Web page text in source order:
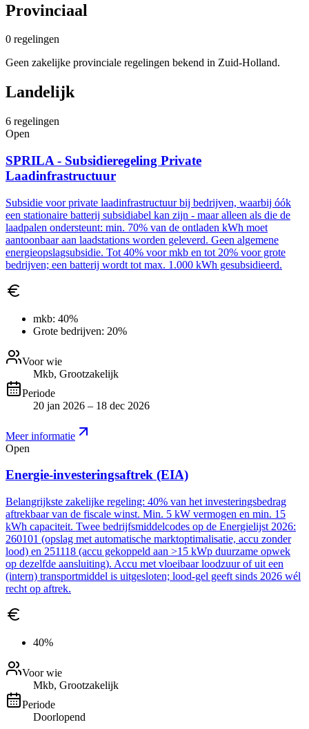
Provinciaal
0 regelingen
Geen zakelijke provinciale regelingen bekend in Zuid-Holland.
Landelijk
6 regelingen
Open
SPRILA - Subsidieregeling Private
Laadinfrastructuur
Subsidie voor private laadinfrastructuur bij bedrijven, waarbij óók
een stationaire batterij subsidiabel kan zijn - maar alleen als die de
laadpalen ondersteunt: min. 70% van de ontladen kWh moet
aantoonbaar aan laadstations worden geleverd. Geen algemene
energieopslagsubsidie. Tot 40% voor mkb en tot 20% voor grote
bedrijven; een batterij wordt tot max. 1.000 kWh gesubsidieerd.
mkb: 40%
Grote bedrijven: 20%
Voor wie
Mkb, Grootzakelijk
Periode
20 jan 2026 – 18 dec 2026
Meer informatie
Open
Energie-investeringsaftrek (EIA)
Belangrijkste zakelijke regeling: 40% van het investeringsbedrag
aftrekbaar van de fiscale winst. Min. 5 kW vermogen en min. 15
kWh capaciteit. Twee bedrijfsmiddelcodes op de Energielijst 2026:
260101 (opslag met automatische marktoptimalisatie, accu zonder
lood) en 251118 (accu gekoppeld aan >15 kWp duurzame opwek
op dezelfde aansluiting). Accu met vloeibaar loodzuur of uit een
(intern) transportmiddel is uitgesloten; lood-gel geeft sinds 2026 wél
recht op aftrek.
40%
Voor wie
Mkb, Grootzakelijk
Periode
Doorlopend